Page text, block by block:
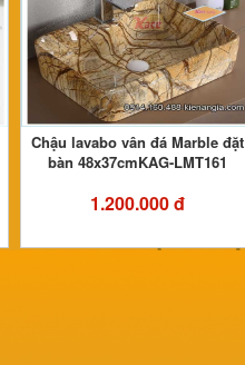
Chậu lavabo vân đá Marble đặt
bàn 48x37cmKAG-LMT161
1.200.000 đ